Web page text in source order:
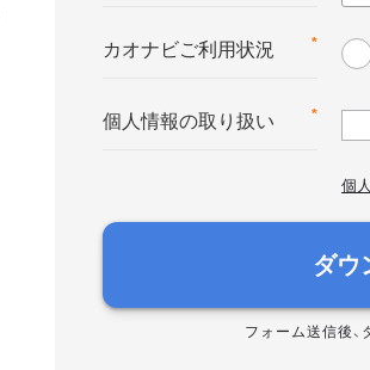
*
カオナビご利用状況
*
個人情報の取り扱い
個
ダウ
フォーム送信後